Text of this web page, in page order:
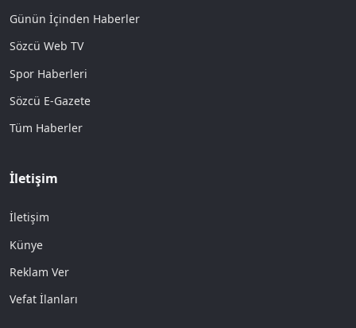
Günün İçinden Haberler
Sözcü Web TV
Spor Haberleri
Sözcü E-Gazete
Tüm Haberler
İletişim
İletişim
Künye
Reklam Ver
Vefat İlanları